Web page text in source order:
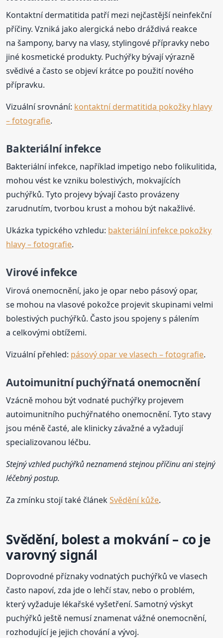
Kontaktní dermatitida patří mezi nejčastější neinfekční
příčiny. Vzniká jako alergická nebo dráždivá reakce
na šampony, barvy na vlasy, stylingové přípravky nebo
jiné kosmetické produkty. Puchýřky bývají výrazně
svědivé a často se objeví krátce po použití nového
přípravku.
Vizuální srovnání: kontaktní dermatitida pokožky hlavy
– fotografie.
Bakteriální infekce
Bakteriální infekce, například impetigo nebo folikulitida,
mohou vést ke vzniku bolestivých, mokvajících
puchýřků. Tyto projevy bývají často provázeny
zarudnutím, tvorbou krust a mohou být nakažlivé.
Ukázka typického vzhledu: bakteriální infekce pokožky
hlavy – fotografie.
Virové infekce
Virová onemocnění, jako je opar nebo pásový opar,
se mohou na vlasové pokožce projevit skupinami velmi
bolestivých puchýřků. Často jsou spojeny s pálením
a celkovými obtížemi.
Vizuální přehled: pásový opar ve vlasech – fotografie.
Autoimunitní puchýřnatá onemocnění
Vzácně mohou být vodnaté puchýřky projevem
autoimunitního puchýřnatého onemocnění. Tyto stavy
jsou méně časté, ale klinicky závažné a vyžadují
specializovanou léčbu.
Stejný vzhled puchýřků neznamená stejnou příčinu ani stejný
léčebný postup.
Za zmínku stojí také článekSvědění kůže.
Svědění, bolest a mokvání – co je
varovný signál
Doprovodné příznaky vodnatých puchýřků ve vlasech
často napoví, zda jde o lehčí stav, nebo o problém,
který vyžaduje lékařské vyšetření. Samotný výskyt
puchýřků ještě nemusí znamenat vážné onemocnění,
rozhodující je jejich chování a vývoj.